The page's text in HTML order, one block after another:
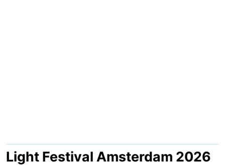
Amsterdamse
Spaarnwoude
Hotels
Light Festival Amsterdam 2026